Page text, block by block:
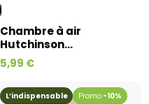
Chambre à air
Hutchinson...
5,99 €
L’indispensable -10%